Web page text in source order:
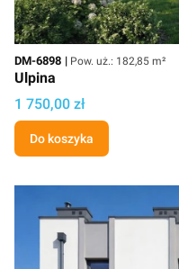
Kod
DM-6898 Powierzchnia użytkowa
Pow. uż.: 182,85 m²
Ulpina
Cena projektu
1 750,00 zł
Do koszyka